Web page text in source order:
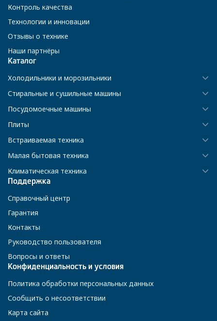
Контроль качества
Технологии и инновации
Отзывы о технике
Наши партнёры
Каталог
Холодильники и морозильники
Стиральные и сушильные машины
Посудомоечные машины
Плиты
Встраиваемая техника
Малая бытовая техника
Климатическая техника
Поддержка
Справочный центр
Гарантия
Контакты
Руководство пользователя
Вопросы и ответы
Конфиденциальность и условия
Политика обработки персональных данных
Сообщить о несоответствии
Карта сайта